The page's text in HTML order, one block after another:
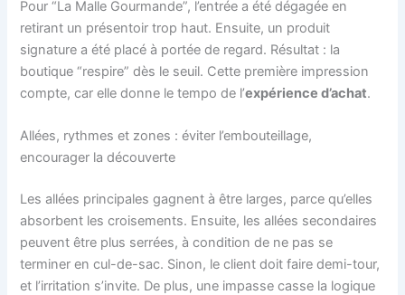
Pour “La Malle Gourmande”, l’entrée a été dégagée en
retirant un présentoir trop haut. Ensuite, un produit
signature a été placé à portée de regard. Résultat : la
boutique “respire” dès le seuil. Cette première impression
compte, car elle donne le tempo de l’expérience d’achat.
Allées, rythmes et zones : éviter l’embouteillage,
encourager la découverte
Les allées principales gagnent à être larges, parce qu’elles
absorbent les croisements. Ensuite, les allées secondaires
peuvent être plus serrées, à condition de ne pas se
terminer en cul-de-sac. Sinon, le client doit faire demi-tour,
et l’irritation s’invite. De plus, une impasse casse la logique